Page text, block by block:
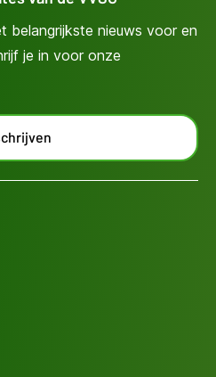
belangrijkste nieuws voor en
je in voor onze